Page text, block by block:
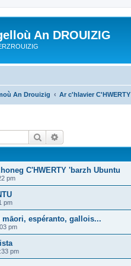
An DROUIZIG
An Drouizig Ar c'hlavier C'HWERTY
Rechercher
C'HWERTY 'barzh Ubuntu
pm
pm
espéranto, gallois...
pm
pm